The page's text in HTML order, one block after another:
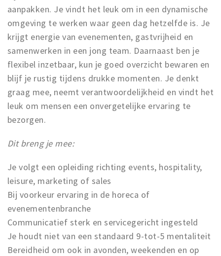
aanpakken. Je vindt het leuk om in een dynamische
omgeving te werken waar geen dag hetzelfde is. Je
krijgt energie van evenementen, gastvrijheid en
samenwerken in een jong team. Daarnaast ben je
flexibel inzetbaar, kun je goed overzicht bewaren en
blijf je rustig tijdens drukke momenten. Je denkt
graag mee, neemt verantwoordelijkheid en vindt het
leuk om mensen een onvergetelijke ervaring te
bezorgen.
Dit breng je mee:
Je volgt een opleiding richting events, hospitality,
leisure, marketing of sales
Bij voorkeur ervaring in de horeca of
evenementenbranche
Communicatief sterk en servicegericht ingesteld
Je houdt niet van een standaard 9-tot-5 mentaliteit
Bereidheid om ook in avonden, weekenden en op